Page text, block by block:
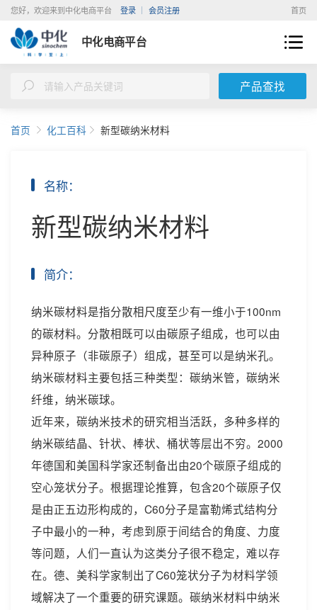
首页
您好，欢迎来到中化电商平台 登录 会员注册
中化电商平台
产品查找
首页 化工百科 新型碳纳米材料
名称：
新型碳纳米材料
简介：
纳米碳材料是指分散相尺度至少有一维小于100nm
的碳材料。分散相既可以由碳原子组成，也可以由
异种原子（非碳原子）组成，甚至可以是纳米孔。
纳米碳材料主要包括三种类型：碳纳米管，碳纳米
纤维，纳米碳球。
近年来，碳纳米技术的研究相当活跃，多种多样的
纳米碳结晶、针状、棒状、桶状等层出不穷。2000
年德国和美国科学家还制备出由20个碳原子组成的
空心笼状分子。根据理论推算，包含20个碳原子仅
是由正五边形构成的，C60分子是富勒烯式结构分
子中最小的一种，考虑到原于间结合的角度、力度
等问题，人们一直认为这类分子很不稳定，难以存
在。德、美科学家制出了C60笼状分子为材料学领
域解决了一个重要的研究课题。碳纳米材料中纳米